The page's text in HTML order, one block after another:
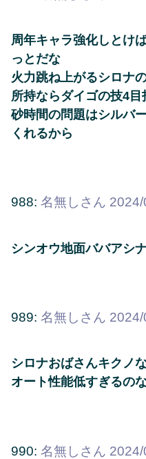
周年キャラ強化しとけ
っとだな
火力跳ね上がるシロナ
所持ならダイゴの技4目
砂時間の問題はシルバ
くれるから
988: 名無しさん
シンオウ地面ババアシ
989: 名無しさん
シロナおばさんキクノ
オート性能低すぎるの
990: 名無しさん